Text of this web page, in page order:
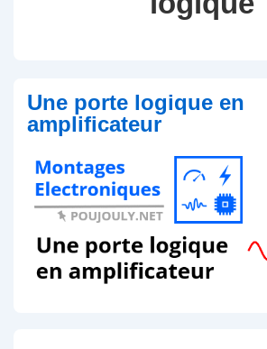
Une porte logique en
amplificateur